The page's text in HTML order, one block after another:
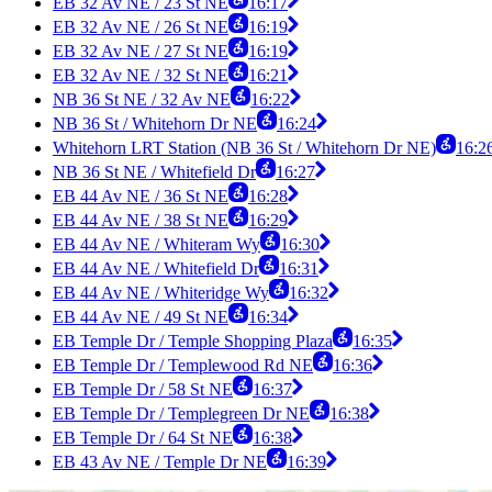
EB 32 Av NE / 26 St NE
16:19
EB 32 Av NE / 27 St NE
16:19
EB 32 Av NE / 32 St NE
16:21
NB 36 St NE / 32 Av NE
16:22
NB 36 St / Whitehorn Dr NE
16:24
Whitehorn LRT Station (NB 36 St / Whitehorn Dr NE)
NB 36 St NE / Whitefield Dr
16:27
EB 44 Av NE / 36 St NE
16:28
EB 44 Av NE / 38 St NE
16:29
EB 44 Av NE / Whiteram Wy
16:30
EB 44 Av NE / Whitefield Dr
16:31
EB 44 Av NE / Whiteridge Wy
16:32
EB 44 Av NE / 49 St NE
16:34
EB Temple Dr / Temple Shopping Plaza
16:35
EB Temple Dr / Templewood Rd NE
16:36
EB Temple Dr / 58 St NE
16:37
EB Temple Dr / Templegreen Dr NE
16:38
EB Temple Dr / 64 St NE
16:38
EB 43 Av NE / Temple Dr NE
16:39